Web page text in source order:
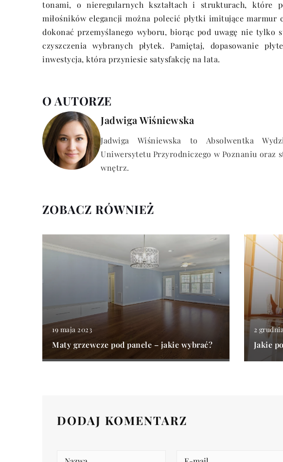
tonami, o nieregularnych kształtach i strukturach, które
miłośników elegancji można polecić płytki imitujące marmur
dokonać przemyślanego wyboru, biorąc pod uwagę nie tylko
czyszczenia wybranych płytek. Pamiętaj, dopasowanie
inwestycja, która przyniesie satysfakcję na lata.
O AUTORZE
Jadwiga Wiśniewska
Jadwiga Wiśniewska to Absolwentka
Uniwersytetu Przyrodniczego w Poznaniu oraz
wnętrz.
ZOBACZ RÓWNIEŻ
19 maja 2023
Maty grzewcze pod panele – jakie wybrać?
2
Jakie
DODAJ KOMENTARZ